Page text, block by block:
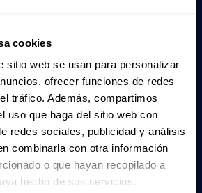
cookies
sitio web se usan para personalizar
ofrecer funciones de redes
tráfico. Además, compartimos
uso que haga del sitio web con
redes sociales, publicidad y análisis
combinarla con otra información
o que hayan recopilado a
hecho de sus servicios.
People focused.